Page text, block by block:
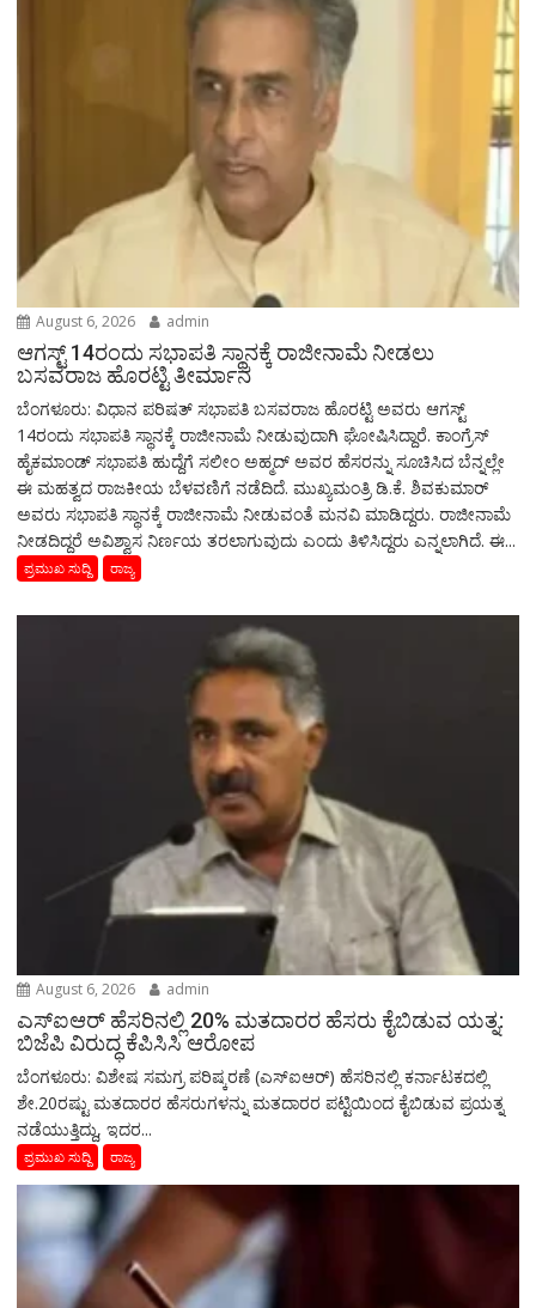
August 6, 2026 admin
ಆಗಸ್ಟ್‌ 14ರಂದು ಸಭಾಪತಿ ಸ್ಥಾನಕ್ಕೆ ರಾಜೀನಾಮೆ ನೀಡಲು
ಬಸವರಾಜ ಹೊರಟ್ಟಿ ತೀರ್ಮಾನ
ಬೆಂಗಳೂರು: ವಿಧಾನ ಪರಿಷತ್ ಸಭಾಪತಿ ಬಸವರಾಜ ಹೊರಟ್ಟಿ ಅವರು ಆಗಸ್ಟ್‌
14ರಂದು ಸಭಾಪತಿ ಸ್ಥಾನಕ್ಕೆ ರಾಜೀನಾಮೆ ನೀಡುವುದಾಗಿ ಘೋಷಿಸಿದ್ದಾರೆ. ಕಾಂಗ್ರೆಸ್
ಹೈಕಮಾಂಡ್ ಸಭಾಪತಿ ಹುದ್ದೆಗೆ ಸಲೀಂ ಅಹ್ಮದ್ ಅವರ ಹೆಸರನ್ನು ಸೂಚಿಸಿದ ಬೆನ್ನಲ್ಲೇ
ಈ ಮಹತ್ವದ ರಾಜಕೀಯ ಬೆಳವಣಿಗೆ ನಡೆದಿದೆ. ಮುಖ್ಯಮಂತ್ರಿ ಡಿ.ಕೆ. ಶಿವಕುಮಾರ್
ಅವರು ಸಭಾಪತಿ ಸ್ಥಾನಕ್ಕೆ ರಾಜೀನಾಮೆ ನೀಡುವಂತೆ ಮನವಿ ಮಾಡಿದ್ದರು. ರಾಜೀನಾಮೆ
ನೀಡದಿದ್ದರೆ ಅವಿಶ್ವಾಸ ನಿರ್ಣಯ ತರಲಾಗುವುದು ಎಂದು ತಿಳಿಸಿದ್ದರು ಎನ್ನಲಾಗಿದೆ. ಈ...
ಪ್ರಮುಖ ಸುದ್ದಿ ರಾಜ್ಯ
August 6, 2026 admin
ಎಸ್‌ಐಆರ್‌ ಹೆಸರಿನಲ್ಲಿ 20% ಮತದಾರರ ಹೆಸರು ಕೈಬಿಡುವ ಯತ್ನ:
ಬಿಜೆಪಿ ವಿರುದ್ಧ ಕೆಪಿಸಿಸಿ ಆರೋಪ
ಬೆಂಗಳೂರು: ವಿಶೇಷ ಸಮಗ್ರ ಪರಿಷ್ಕರಣೆ (ಎಸ್‌ಐಆರ್‌) ಹೆಸರಿನಲ್ಲಿ ಕರ್ನಾಟಕದಲ್ಲಿ
ಶೇ.20ರಷ್ಟು ಮತದಾರರ ಹೆಸರುಗಳನ್ನು ಮತದಾರರ ಪಟ್ಟಿಯಿಂದ ಕೈಬಿಡುವ ಪ್ರಯತ್ನ
ನಡೆಯುತ್ತಿದ್ದು, ಇದರ...
ಪ್ರಮುಖ ಸುದ್ದಿ ರಾಜ್ಯ